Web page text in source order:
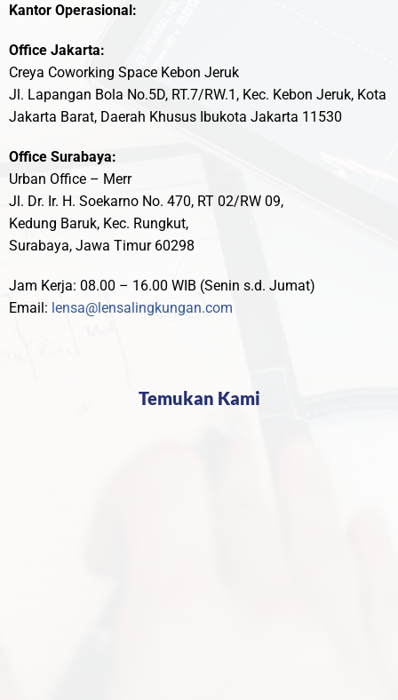
Kantor Operasional:
Office Jakarta:
Creya Coworking Space Kebon Jeruk
Jl. Lapangan Bola No.5D, RT.7/RW.1, Kec. Kebon Jeruk, Kota
Jakarta Barat, Daerah Khusus Ibukota Jakarta 11530
Office Surabaya:
Urban Office – Merr
Jl. Dr. Ir. H. Soekarno No. 470, RT 02/RW 09,
Kedung Baruk, Kec. Rungkut,
Surabaya, Jawa Timur 60298
Jam Kerja: 08.00 – 16.00 WIB (Senin s.d. Jumat)
Email: lensa@lensalingkungan.com
Temukan Kami